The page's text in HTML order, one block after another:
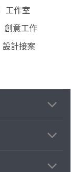
工作室
創意工作
設計接案